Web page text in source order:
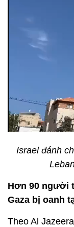
Israel đánh
Hơn 90 người
Gaza bị oanh
Theo Al